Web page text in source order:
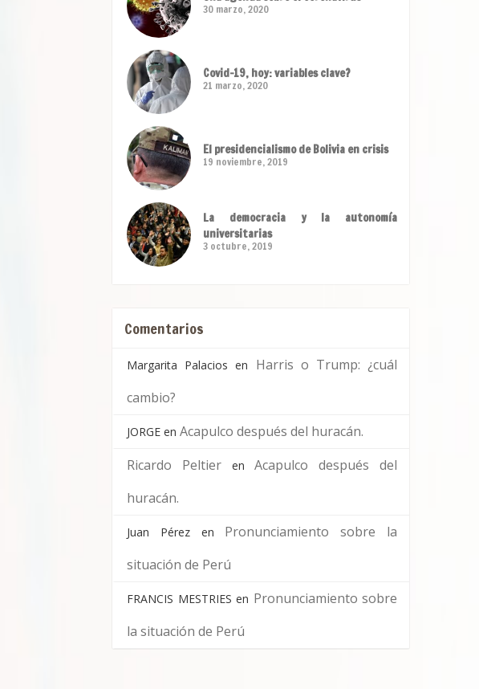
30 marzo, 2020
Covid-19, hoy: variables clave?
21 marzo, 2020
El presidencialismo de Bolivia en crisis
19 noviembre, 2019
La democracia y la autonomía
universitarias
3 octubre, 2019
Comentarios
Margarita Palacios en Harris o Trump: ¿cuál
cambio?
JORGE en Acapulco después del huracán.
Ricardo PeltierenAcapulco después del
huracán.
Juan Pérezen Pronunciamiento sobre la
situación de Perú
FRANCIS MESTRIES en Pronunciamiento sobre
la situación de Perú